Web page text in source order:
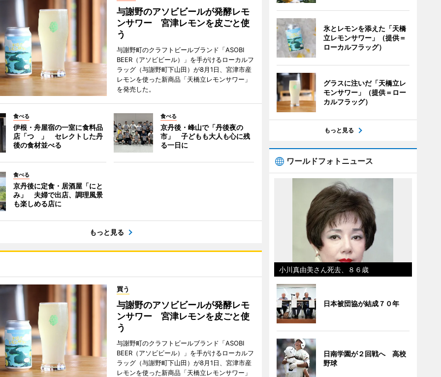
与謝野のアソビビールが発酵レモ
ンサワー 宮津レモンを皮ごと使
う
与謝野町のクラフトビールブランド「ASOBI
BEER（アソビビール）」を手がけるローカルフ
ラッグ（与謝野町下山田）が8月1日、宮津市産
レモンを使った新商品「天橋立レモンサワー」
を発売した。
食べる
伊根・舟屋宿の一室に食料品
店「つゝ」 セレクトした丹
後の食材並べる
食べる
京丹後・峰山で「丹後夜の
市」 子どもも大人も心に残
る一日に
食べる
京丹後に定食・居酒屋「にと
み」 夫婦で出店、調理風景
も楽しめる店に
もっと見る
買う
与謝野のアソビビールが発酵レモ
ンサワー 宮津レモンを皮ごと使
う
与謝野町のクラフトビールブランド「ASOBI
BEER（アソビビール）」を手がけるローカルフ
ラッグ（与謝野町下山田）が8月1日、宮津市産
レモンを使った新商品「天橋立レモンサワー」
氷とレモンを添えた「天橋
立レモンサワー」（提供＝
ローカルフラッグ）
グラスに注いだ「天橋立レ
モンサワー」（提供＝ロー
カルフラッグ）
もっと見る
ワールドフォトニュース
小川真由美さん死去、８６歳
日本被団協が結成７０年
日南学園が２回戦へ 高校
野球